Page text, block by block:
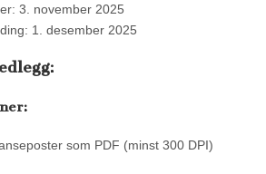
3. november 2025
1. desember 2025
som PDF (minst 300 DPI)